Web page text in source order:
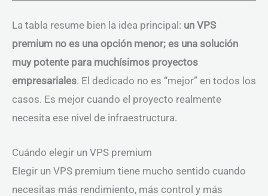
La tabla resume bien la idea principal: un VPS
premium no es una opción menor; es una solución
muy potente para muchísimos proyectos
empresariales. El dedicado no es “mejor” en todos los
casos. Es mejor cuando el proyecto realmente
necesita ese nivel de infraestructura.
Cuándo elegir un VPS premium
Elegir un VPS premium tiene mucho sentido cuando
necesitas más rendimiento, más control y más